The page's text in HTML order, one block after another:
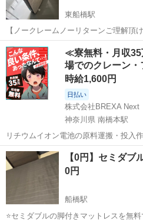
東船橋駅
【ノークレームノーリターンご理解頂
理解がある方のみの取引とさせていただきます。 ⚠️船
22でのお取引です⚠️ ◎汚れ
千葉 船橋市 東船橋駅 寝具
≪寮無料・月収
場でのクレーン・
時給1,600円
日払い
株式会社BREXA Next
神奈川県 南橋本駅
リチウムイオン電池の原料運搬・投入
ワンルーム寮完備！赴任旅費会社負担
ト免許お持ちの方、活躍中！就業先食
市》 人気の工場のお仕事 ◇電...
神奈川 相模原市 南橋本駅 そ
【0円】セミダブ
0円
船橋駅
⭐️セミダブルの脚付きマットレスを無料でお